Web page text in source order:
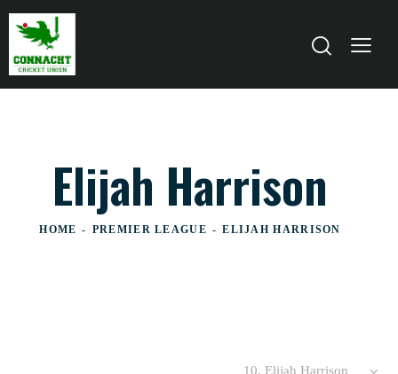
Elijah Harrison
HOME PREMIER LEAGUE ELIJAH HARRISON